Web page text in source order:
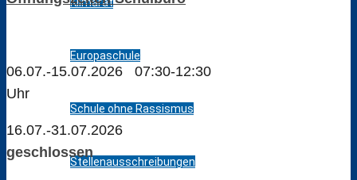
Europaschule
Schule ohne Rassismus
Stellenausschreibungen
06.07.-15.07.2026 07:30-12:30
Uhr
16.07.-31.07.2026
geschlossen